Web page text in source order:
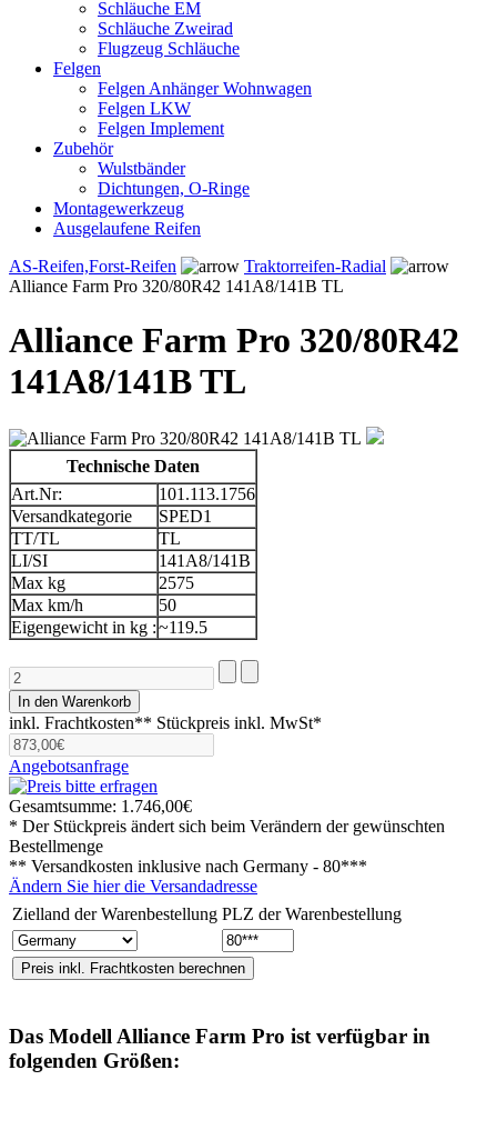
Schläuche EM
Schläuche Zweirad
Flugzeug Schläuche
Felgen
Felgen Anhänger Wohnwagen
Felgen LKW
Felgen Implement
Zubehör
Wulstbänder
Dichtungen, O-Ringe
Montagewerkzeug
Ausgelaufene Reifen
AS-Reifen,Forst-Reifen
Traktorreifen-Radial
Alliance Farm Pro 320/80R42 141A8/141B TL
Alliance Farm Pro 320/80R42
141A8/141B TL
Technische Daten
Art.Nr:
101.113.1756
Versandkategorie
SPED1
TT/TL
TL
LI/SI
141A8/141B
Max kg
2575
Max km/h
50
Eigengewicht in kg :~119.5
inkl. Frachtkosten** Stückpreis inkl. MwSt*
Angebotsanfrage
Gesamtsumme: 1.746,00€
* Der Stückpreis ändert sich beim Verändern der gewünschten
Bestellmenge
** Versandkosten inklusive nach Germany - 80***
Ändern Sie hier die Versandadresse
Zielland der Warenbestellung PLZ der Warenbestellung
Das Modell Alliance Farm Pro ist verfügbar in
folgenden Größen: